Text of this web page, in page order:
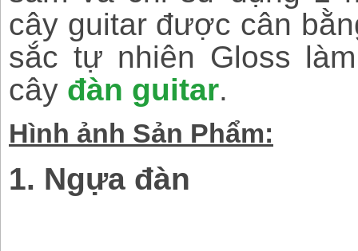
cây guitar được cân
sắc tự nhiên Gloss
cây đàn guitar.
Hình ảnh Sản Phẩm:
1. Ngựa đàn